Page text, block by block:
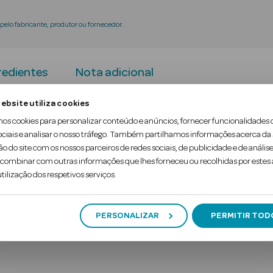
utiliza cookies
cookies para personalizar conteúdo e anúncios, fornecer funcionalidades
e analisar o nosso tráfego. Também partilhamos informações acerca da
do site com os nossos parceiros de redes sociais, de publicidade e de
com outras informações que lhes forneceu ou recolhidas por estes
dos respetivos serviços.
PERSONALIZAR PERMITIR
fabricante, produtor ou fornecedor.
Nota adicional
uma fórmula avançada anti-frizz deixa o
impede que a humidade estrague o seu